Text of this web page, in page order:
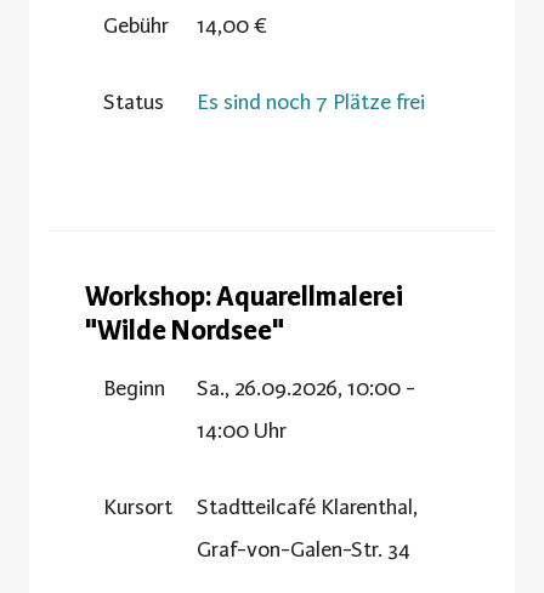
Gebühr 14,00 €
Status Es sind noch 7 Plätze frei
Workshop: Aquarellmalerei
"Wilde Nordsee"
Beginn
Sa., 26.09.2026, 10:00 -
14:00 Uhr
Kursort
Stadtteilcafé Klarenthal,
Graf-von-Galen-Str. 34